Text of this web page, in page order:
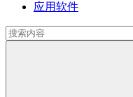
应用软件